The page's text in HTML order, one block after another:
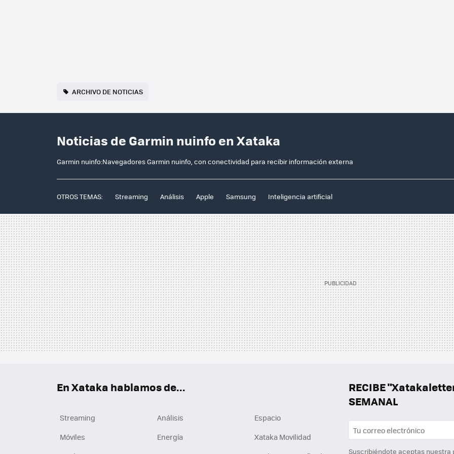
ARCHIVO DE NOTICIAS
Noticias de Garmin nuinfo en Xataka
Garmin nuinfo:Navegadores Garmin nuinfo, con conectividad para recibir información externa
OTROS TEMAS: Streaming Análisis Apple Samsung Inteligencia artificial
RECIBE
SEMANAL
Suscribiéndote aceptas nuestra
En Xataka hablamos de...
Streaming Análisis
Espacio
Móviles
Energía
Xataka Movilidad